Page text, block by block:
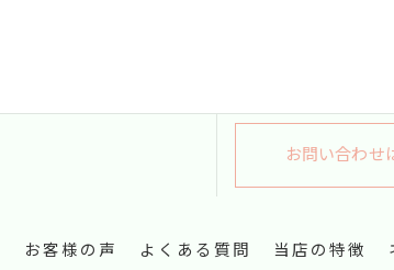
お問い合わせ
お客様の声 よくある質問 当店の特徴